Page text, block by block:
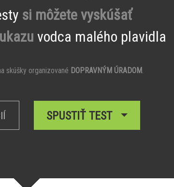
si môžete vyskúšať
vodca malého plavidla
skúšky organizované DOPRAVNÝM ÚRADOM.
SPUSTIŤ TEST